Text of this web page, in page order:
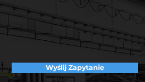
Wyślij Zapytanie